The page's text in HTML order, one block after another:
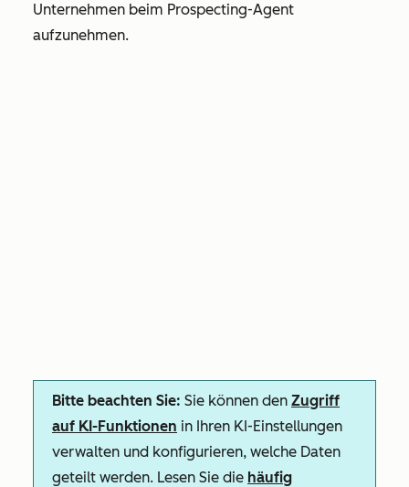
Unternehmen beim Prospecting-Agent
aufzunehmen.
Bitte beachten Sie: Sie können den Zugriff
auf KI-Funktionen in Ihren KI-Einstellungen
verwalten und konfigurieren, welche Daten
geteilt werden. Lesen Sie die häufig